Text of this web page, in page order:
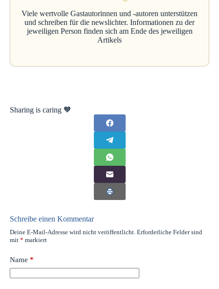
Sharing is caring 🧡
Viele wertvolle Gastautorinnen und -autoren unterstützen
und schreiben für die newslichter. Informationen zu der
jeweiligen Person finden sich am Ende des jeweiligen
Artikels
Schreibe einen Kommentar
Deine E-Mail-Adresse wird nicht veröffentlicht. Erforderliche Felder sind
mit * markiert
Name *